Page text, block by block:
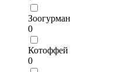
Зоогурман
0
Котоффей
0